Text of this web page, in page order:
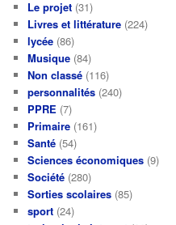
Le projet (31)
Livres et littérature (224)
lycée (86)
Musique (84)
Non classé (116)
personnalités (240)
PPRE (7)
Primaire (161)
Santé (54)
Sciences économiques (9)
Société (280)
Sorties scolaires (85)
sport (24)